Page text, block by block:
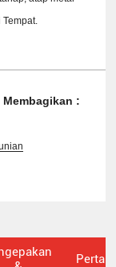
Membagikan :